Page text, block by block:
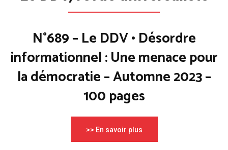
N°689 – Le DDV • Désordre
informationnel : Une menace pour
la démocratie – Automne 2023 –
100 pages
>> En savoir plus